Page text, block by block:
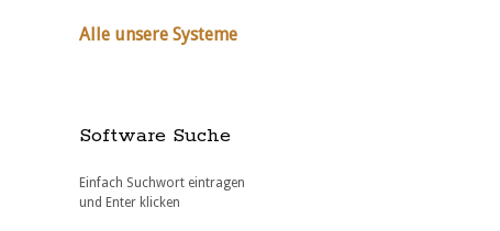
Alle unsere Systeme
Software Suche
Einfach Suchwort eintragen
und Enter klicken